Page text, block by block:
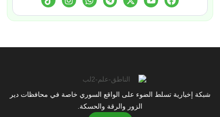
شبكة إخبارية تسلط الضوء على الواقع السوري خاصة في محافظات دير
الزور والرقة والحسكة.